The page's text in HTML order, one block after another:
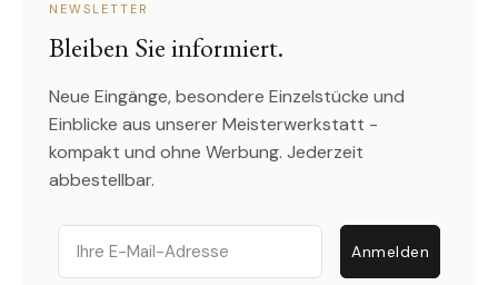
NEWSLETTER
Bleiben Sie informiert.
Neue Eingänge, besondere Einzelstücke und
Einblicke aus unserer Meisterwerkstatt -
kompakt und ohne Werbung. Jederzeit
abbestellbar.
Email
Anmelden